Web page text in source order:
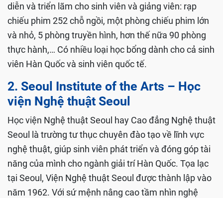
diễn và triển lãm cho sinh viên và giảng viên: rạp
chiếu phim 252 chỗ ngồi, một phòng chiếu phim lớn
và nhỏ, 5 phòng truyền hình, hơn thế nữa 90 phòng
thực hành,… Có nhiều loại học bổng dành cho cả sinh
viên Hàn Quốc và sinh viên quốc tế.
2. Seoul Institute of the Arts – Học
viện Nghệ thuật Seoul
Học viện Nghệ thuật Seoul hay Cao đẳng Nghệ thuật
Seoul là trường tư thục chuyên đào tạo về lĩnh vực
nghệ thuật, giúp sinh viên phát triển và đóng góp tài
năng của mình cho ngành giải trí Hàn Quốc. Tọa lạc
tại Seoul, Viện Nghệ thuật Seoul được thành lập vào
năm 1962. Với sứ mệnh nâng cao tầm nhìn nghệ